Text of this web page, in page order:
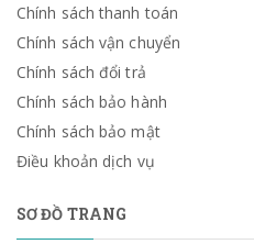
Chính sách thanh toán
Chính sách vận chuyển
Chính sách đổi trả
Chính sách bảo hành
Chính sách bảo mật
Điều khoản dịch vụ
SƠ ĐỒ TRANG